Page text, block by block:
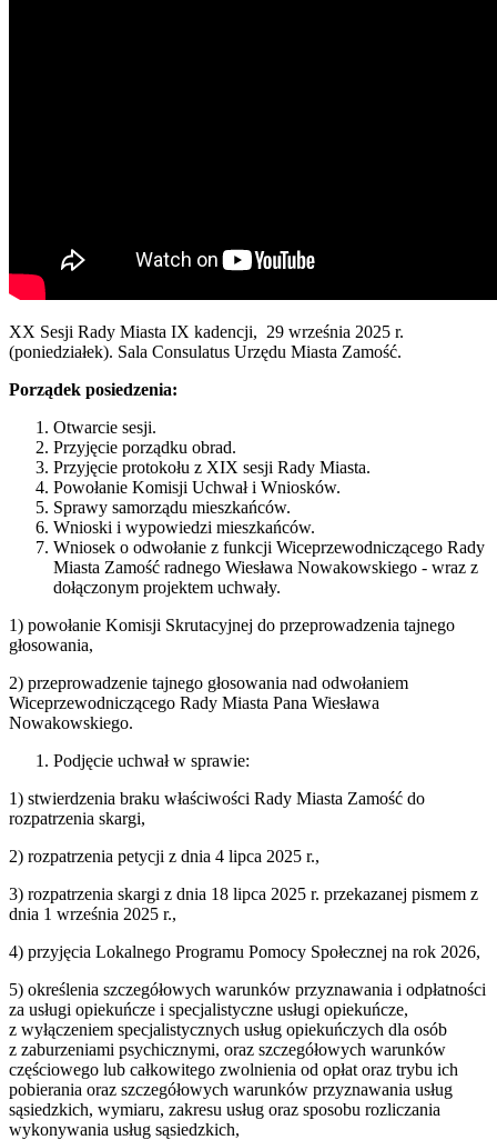
XX Sesji Rady Miasta IX kadencji, 29 września 2025 r.
(poniedziałek). Sala Consulatus Urzędu Miasta Zamość.
Porządek posiedzenia:
Otwarcie sesji.
Przyjęcie porządku obrad.
Przyjęcie protokołu z XIX sesji Rady Miasta.
Powołanie Komisji Uchwał i Wniosków.
Sprawy samorządu mieszkańców.
Wnioski i wypowiedzi mieszkańców.
Wniosek o odwołanie z funkcji Wiceprzewodniczącego Rady
Miasta Zamość radnego Wiesława Nowakowskiego - wraz z
dołączonym projektem uchwały.
1) powołanie Komisji Skrutacyjnej do przeprowadzenia tajnego
głosowania,
2) przeprowadzenie tajnego głosowania nad odwołaniem
Wiceprzewodniczącego Rady Miasta Pana Wiesława
Nowakowskiego.
Podjęcie uchwał w sprawie:
1) stwierdzenia braku właściwości Rady Miasta Zamość do
rozpatrzenia skargi,
2) rozpatrzenia petycji z dnia 4 lipca 2025 r.,
3) rozpatrzenia skargi z dnia 18 lipca 2025 r. przekazanej pismem z
dnia 1 września 2025 r.,
4) przyjęcia Lokalnego Programu Pomocy Społecznej na rok 2026,
5) określenia szczegółowych warunków przyznawania i odpłatności
za usługi opiekuńcze i specjalistyczne usługi opiekuńcze,
z wyłączeniem specjalistycznych usług opiekuńczych dla osób
z zaburzeniami psychicznymi, oraz szczegółowych warunków
częściowego lub całkowitego zwolnienia od opłat oraz trybu ich
pobierania oraz szczegółowych warunków przyznawania usług
sąsiedzkich, wymiaru, zakresu usług oraz sposobu rozliczania
wykonywania usług sąsiedzkich,